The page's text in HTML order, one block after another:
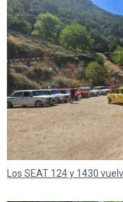
Los SEAT 124 y 1430